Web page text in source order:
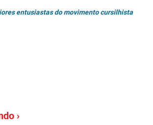
entusiastas do movimento cursilhista
›